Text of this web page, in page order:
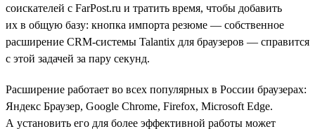
соискателей с FarPost.ru и тратить время, чтобы добавить
их в общую базу: кнопка импорта резюме — собственное
расширение CRM-системы Talantix для браузеров — справится
с этой задачей за пару секунд.
Расширение работает во всех популярных в России браузерах:
Яндекс Браузер, Google Chrome, Firefox, Microsoft Edge.
А установить его для более эффективной работы может